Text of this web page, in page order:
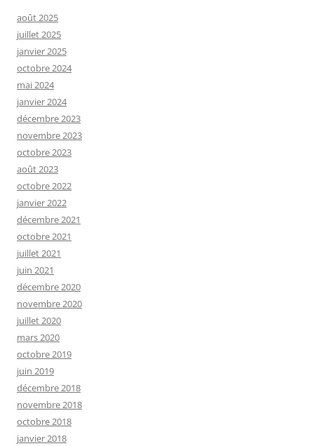
août 2025
juillet 2025
janvier 2025
octobre 2024
mai 2024
janvier 2024
décembre 2023
novembre 2023
octobre 2023
août 2023
octobre 2022
janvier 2022
décembre 2021
octobre 2021
juillet 2021
juin 2021
décembre 2020
novembre 2020
juillet 2020
mars 2020
octobre 2019
juin 2019
décembre 2018
novembre 2018
octobre 2018
janvier 2018